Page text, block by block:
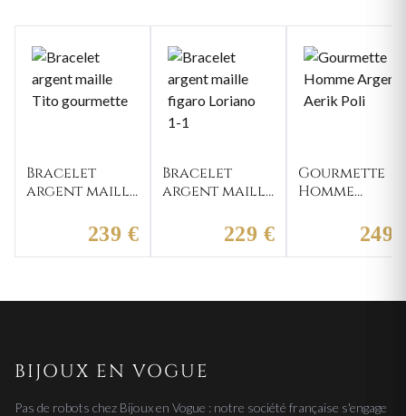
Bracelet
argent maille
gourmette239 €
Bracelet
argent maille
Loriano 1-1229 €
Gourmette
Homme
249
BIJOUX EN VOGUE
Pas de robots chez Bijoux en Vogue : notre société française s'engage